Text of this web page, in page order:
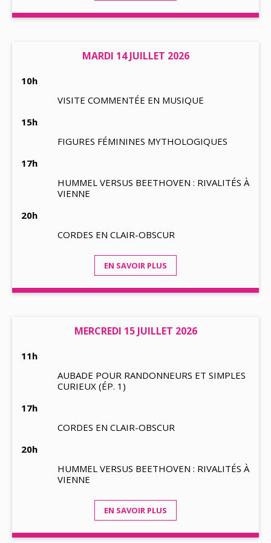
MARDI 14 JUILLET 2026
10h
VISITE COMMENTÉE EN MUSIQUE
15h
FIGURES FÉMININES MYTHOLOGIQUES
17h
HUMMEL VERSUS BEETHOVEN : RIVALITÉS À
VIENNE
20h
CORDES EN CLAIR-OBSCUR
EN SAVOIR PLUS
MERCREDI 15 JUILLET 2026
11h
AUBADE POUR RANDONNEURS ET SIMPLES
CURIEUX (ÉP. 1)
17h
CORDES EN CLAIR-OBSCUR
20h
HUMMEL VERSUS BEETHOVEN : RIVALITÉS À
VIENNE
EN SAVOIR PLUS